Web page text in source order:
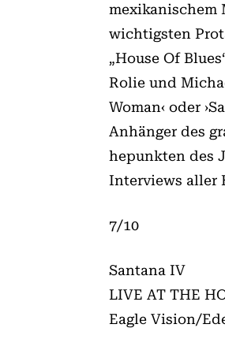
mexikanischem
wichtigsten
„House Of
Rolie und
Woman‹ oder
Anhänger des
hepunkten des
Interviews aller
7/10
Santana IV
LIVE AT THE
Eagle Vision/